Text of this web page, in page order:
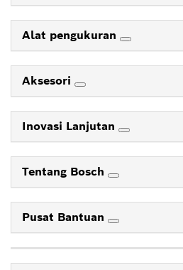
Alat pengukuran
Aksesori
Inovasi Lanjutan
Tentang Bosch
Pusat Bantuan